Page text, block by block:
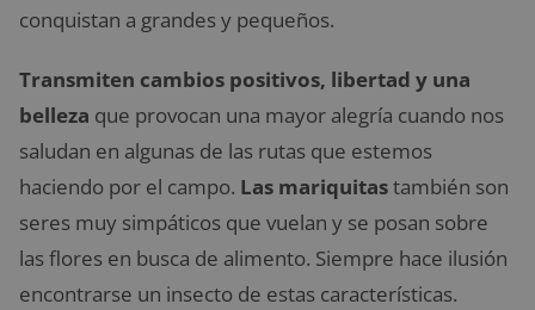
conquistan a grandes y pequeños.
Transmiten cambios positivos, libertad y una
belleza que provocan una mayor alegría cuando nos
saludan en algunas de las rutas que estemos
haciendo por el campo. Las mariquitastambién son
seres muy simpáticos que vuelan y se posan sobre
las flores en busca de alimento. Siempre hace ilusión
encontrarse un insecto de estas características.